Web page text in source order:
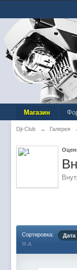
Магазин
Dji-Club → Галерея
Сортировка: Дата
Я-А